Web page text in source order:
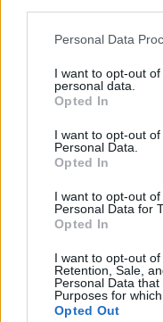
Personal Data
I want to opt-out
personal data.
Opted In
I want to opt-out
Personal Data.
Opted In
I want to opt-out
Personal Data for
Opted In
I want to opt-out of
Retention, Sale,
Personal Data
Purposes for
Opted Out
σε κατάσταση σοκ
Η Στέφανι
εβδομάδες σε
ένοχη για την
διαδικασία για τον
μεταμέλεια με
της και
της 43χρονης
προβλεπόμενη
το αίτημά της δεν